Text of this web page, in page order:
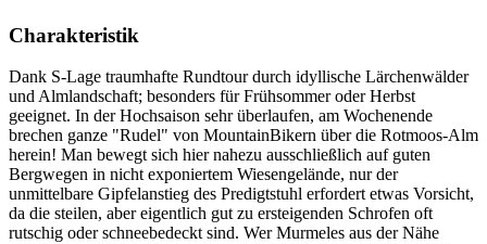
Charakteristik
Dank S-Lage traumhafte Rundtour durch idyllische Lärchenwälder
und Almlandschaft; besonders für Frühsommer oder Herbst
geeignet. In der Hochsaison sehr überlaufen, am Wochenende
brechen ganze "Rudel" von MountainBikern über die Rotmoos-Alm
herein! Man bewegt sich hier nahezu ausschließlich auf guten
Bergwegen in nicht exponiertem Wiesengelände, nur der
unmittelbare Gipfelanstieg des Predigtstuhl erfordert etwas Vorsicht,
da die steilen, aber eigentlich gut zu ersteigenden Schrofen oft
rutschig oder schneebedeckt sind. Wer Murmeles aus der Nähe